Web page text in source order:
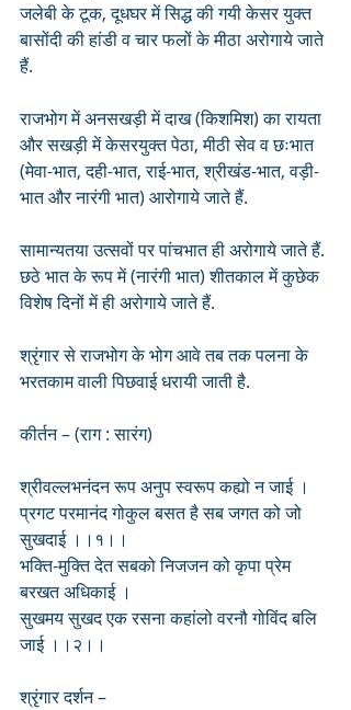
जलेबी के टूक, दूधघर में सिद्ध की गयी केसर युक्त
बासोंदी की हांडी व चार फलों के मीठा अरोगाये जाते
हैं.
राजभोग में अनसखड़ी में दाख (किशमिश) का रायता
और सखड़ी में केसरयुक्त पेठा, मीठी सेव व छःभात
(मेवा-भात, दही-भात, राई-भात, श्रीखंड-भात, वड़ी-
भात और नारंगी भात) आरोगाये जाते हैं.
सामान्यतया उत्सवों पर पांचभात ही अरोगाये जाते हैं.
छठे भात के रूप में (नारंगी भात) शीतकाल में कुछेक
विशेष दिनों में ही अरोगाये जाते हैं.
श्रृंगार से राजभोग के भोग आवे तब तक पलना के
भरतकाम वाली पिछवाई धरायी जाती है.
कीर्तन – (राग : सारंग)
श्रीवल्लभनंदन रूप अनुप स्वरूप कह्यो न जाई ।
प्रगट परमानंद गोकुल बसत है सब जगत को जो
सुखदाई ।।१।।
भक्ति-मुक्ति देत सबको निजजन को कृपा प्रेम
बरखत अधिकाई ।
सुखमय सुखद एक रसना कहांलो वरनौ गोविंद बलि
जाई ।।२।।
श्रृंगार दर्शन –